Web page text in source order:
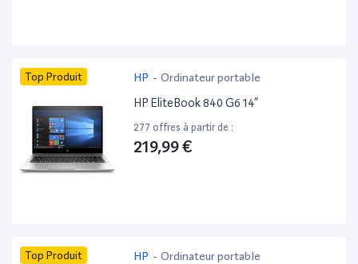
Top Produit HP - Ordinateur portable
HP EliteBook 840 G6 14”
277 offres à partir de :
219,99 €
Top Produit HP - Ordinateur portable